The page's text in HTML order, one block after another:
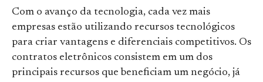
Com o avanço da tecnologia, cada vez mais
empresas estão utilizando recursos tecnológicos
para criar vantagens e diferenciais competitivos. Os
contratos eletrônicos consistem em um dos
principais recursos que beneficiam um negócio, já